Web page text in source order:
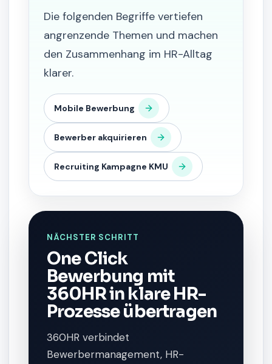
Die folgenden Begriffe vertiefen
angrenzende Themen und machen
den Zusammenhang im HR-Alltag
klarer.
Mobile Bewerbung
Bewerber akquirieren
Recruiting Kampagne KMU
NÄCHSTER SCHRITT
One Click
Bewerbung mit
360HR in klare HR-
Prozesse übertragen
360HR verbindet
Bewerbermanagement, HR-